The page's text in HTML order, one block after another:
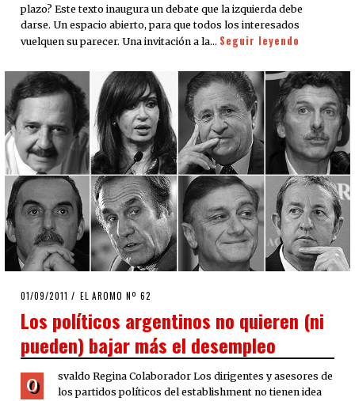
plazo? Este texto inaugura un debate que la izquierda debe
darse. Un espacio abierto, para que todos los interesados
vuelquen su parecer. Una invitación a la… Seguir leyendo
POSTED
01/09/2011 24/09/2020
EL AROMO Nº 62
Los políticos argentinos no quieren (ni
pueden) bajar más el desempleo
O
svaldo Regina Colaborador Los dirigentes y asesores de
los partidos políticos del establishment no tienen idea